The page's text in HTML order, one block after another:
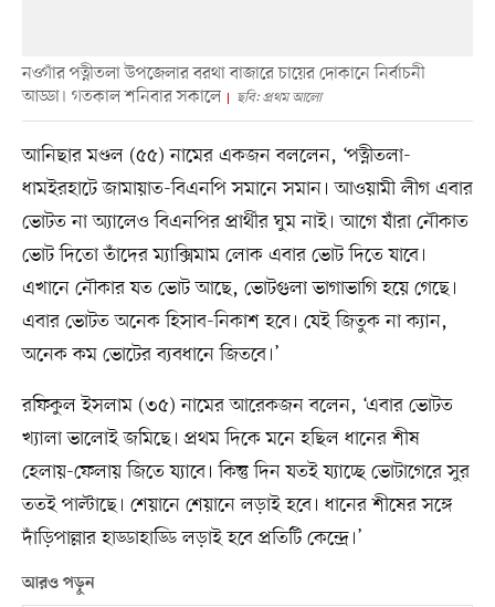
নওগাঁর পত্নীতলা উপজেলার বরথা বাজারে চায়ের দোকানে নির্বাচনী
আড্ডা। গতকাল শনিবার সকালে
ছবি: প্রথম আলো
আনিছার মণ্ডল (৫৫) নামের একজন বললেন, ‘পত্নীতলা-
ধামইরহাটে জামায়াত-বিএনপি সমানে সমান। আওয়ামী লীগ এবার
ভোটত না অ্যালেও বিএনপির প্রার্থীর ঘুম নাই। আগে যাঁরা নৌকাত
ভোট দিতো তাঁদের ম্যাক্সিমাম লোক এবার ভোট দিতে যাবে।
এখানে নৌকার যত ভোট আছে, ভোটগুলা ভাগাভাগি হয়ে গেছে।
এবার ভোটত অনেক হিসাব-নিকাশ হবে। যেই জিতুক না ক্যান,
অনেক কম ভোটের ব্যবধানে জিতবে।’
রফিকুল ইসলাম (৩৫) নামের আরেকজন বলেন, ‘এবার ভোটত
খ্যালা ভালোই জমিছে। প্রথম দিকে মনে হছিল ধানের শীষ
হেলায়-ফেলায় জিতে য্যাবে। কিন্তু দিন যতই য্যাচ্ছে ভোটাগেরে সুর
ততই পাল্টাছে। শেয়ানে শেয়ানে লড়াই হবে। ধানের শীষের সঙ্গে
দাঁড়িপাল্লার হাড্ডাহাড্ডি লড়াই হবে প্রতিটি কেন্দ্রে।’
আরও পড়ুন